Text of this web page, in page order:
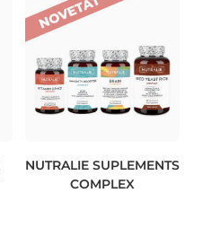
NUTRALIE SUPLEMENTS
COMPLEX